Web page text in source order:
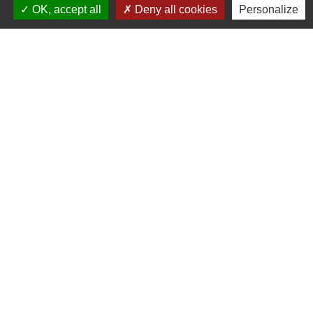
risques liés à la baignade sauvage.
chevron_left Previous
chevron_rightNext
OK, accept all
Deny all cookies Personalize